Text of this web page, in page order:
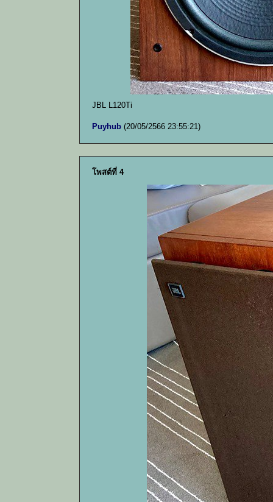
JBL L120Ti
Puyhub (20/05/2566 23:55:21)
โพสต์ที่ 4